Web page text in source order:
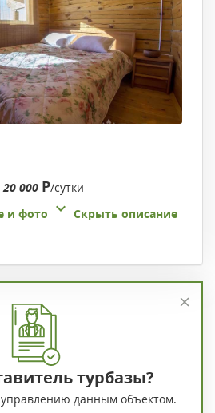
20 000 Р/сутки
и фото
Скрыть описание
турбазы?
управлению данным объектом.